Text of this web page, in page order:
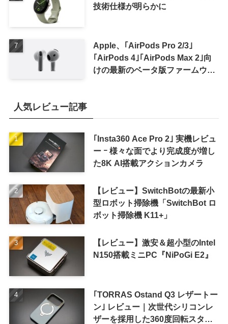
技術仕様が明らかに
Apple、｢AirPods Pro 2/3｣
｢AirPods 4｣｢AirPods Max 2｣向
けの最新のベータ版ファームウェ
人気レビュー記事
｢Insta360 Ace Pro 2｣ 実機レビュ
ー ｰ 様々な面でより完成度が増し
た8K AI搭載アクションカメラ
【レビュー】SwitchBotの最新小
型ロボット掃除機「SwitchBot ロ
ボット掃除機 K11+」
【レビュー】激安＆超小型のIntel
N150搭載ミニPC『NiPoGi E2』
｢TORRAS Ostand Q3 レザートー
ン｣ レビュー｜次世代シリコンレ
ザーを採用した360度回転スタン